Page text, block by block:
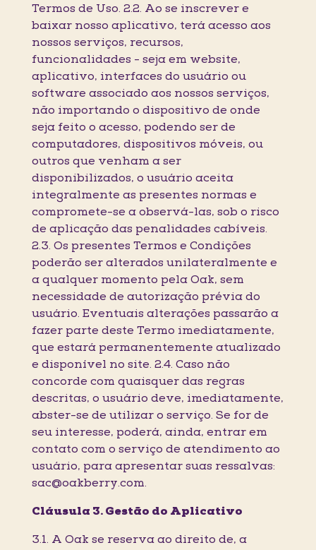
Termos de Uso. 2.2. Ao se inscrever e
baixar nosso aplicativo, terá acesso aos
nossos serviços, recursos,
funcionalidades - seja em website,
aplicativo, interfaces do usuário ou
software associado aos nossos serviços,
não importando o dispositivo de onde
seja feito o acesso, podendo ser de
computadores, dispositivos móveis, ou
outros que venham a ser
disponibilizados, o usuário aceita
integralmente as presentes normas e
compromete-se a observá-las, sob o risco
de aplicação das penalidades cabíveis.
2.3. Os presentes Termos e Condições
poderão ser alterados unilateralmente e
a qualquer momento pela Oak, sem
necessidade de autorização prévia do
usuário. Eventuais alterações passarão a
fazer parte deste Termo imediatamente,
que estará permanentemente atualizado
e disponível no site. 2.4. Caso não
concorde com quaisquer das regras
descritas, o usuário deve, imediatamente,
abster-se de utilizar o serviço. Se for de
seu interesse, poderá, ainda, entrar em
contato com o serviço de atendimento ao
usuário, para apresentar suas ressalvas:
sac@oakberry.com.
Cláusula 3. Gestão do Aplicativo
3.1. A Oak se reserva ao direito de, a